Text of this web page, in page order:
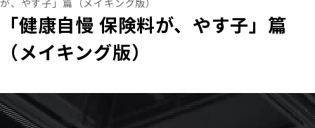
資料・見積り請求
ご契約者さま
ご契約者さま トップ
保険をご検討のお客さま
が、やす子」篇（メイキング版）
「健康自慢 保険料が、やす子」篇
（メイキング版）